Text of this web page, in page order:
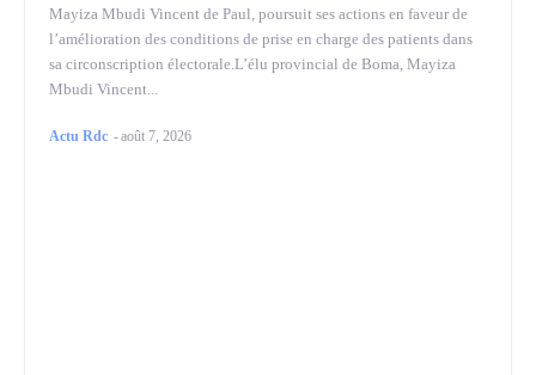
Mayiza Mbudi Vincent de Paul, poursuit ses actions en faveur de
l’amélioration des conditions de prise en charge des patients dans
sa circonscription électorale.L’élu provincial de Boma, Mayiza
Mbudi Vincent...
Actu Rdc -août 7, 2026